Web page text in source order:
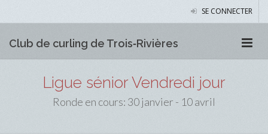
SE CONNECTER
Club de curling de Trois‑Rivières
Ligue sénior Vendredi jour
Ronde en cours: 30 janvier - 10 avril